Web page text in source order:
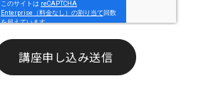
講座申し込み送信